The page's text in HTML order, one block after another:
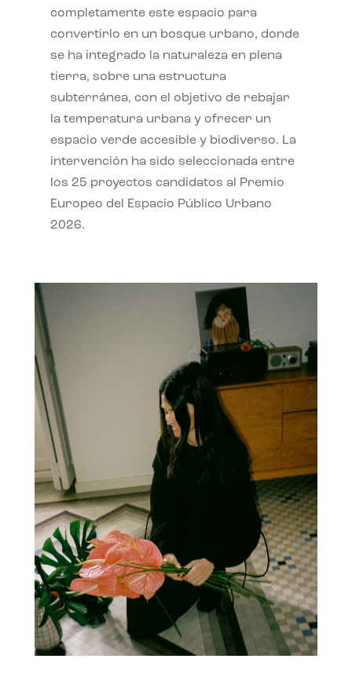
completamente este espacio para
convertirlo en un bosque urbano, donde
se ha integrado la naturaleza en plena
tierra, sobre una estructura
subterránea, con el objetivo de rebajar
la temperatura urbana y ofrecer un
espacio verde accesible y biodiverso. La
intervención ha sido seleccionada entre
los 25 proyectos candidatos al Premio
Europeo del Espacio Público Urbano
2026.